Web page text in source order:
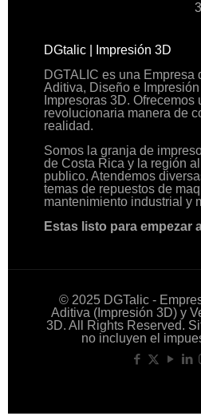
DGtalic | Impresión 3D
DGTALIC es una Empresa
Aditiva, Diseño e
Impresoras 3D. Ofrecemos
revolucionaria manera de
realidad.
Somos la granja de
de Costa Rica y la región
publico. Atendemos
temas de repuestos de
mantenimiento industrial y
Estas listo para empezar
© 2025 DGTalic -
Aditiva (Impresión 3D) y
3D. All Rights Reserved.
no incluyen el